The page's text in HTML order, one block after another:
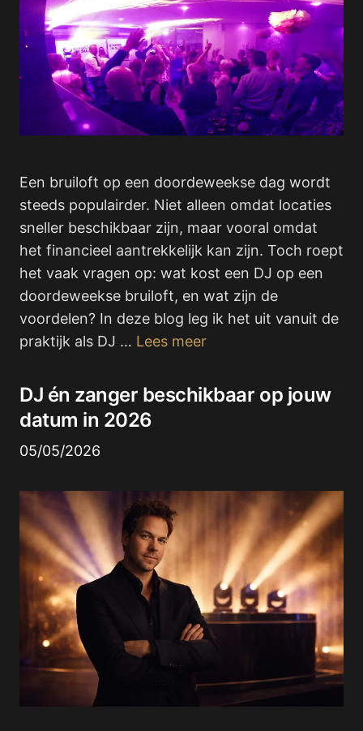
Een bruiloft op een doordeweekse dag wordt
steeds populairder. Niet alleen omdat locaties
sneller beschikbaar zijn, maar vooral omdat
het financieel aantrekkelijk kan zijn. Toch roept
het vaak vragen op: wat kost een DJ op een
doordeweekse bruiloft, en wat zijn de
voordelen? In deze blog leg ik het uit vanuit de
praktijk als DJ … Lees meer
DJ én zanger beschikbaar op jouw
datum in 2026
05/05/2026